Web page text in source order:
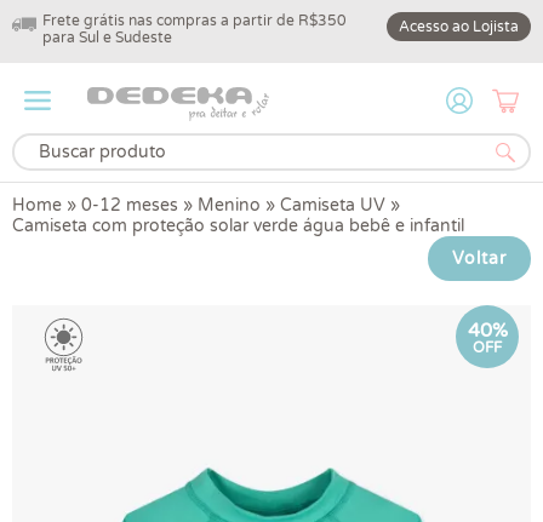
Frete grátis nas compras a partir de R$350
para Sul e Sudeste
10% off na
DEDEKA10
Acesso ao Lojista
Home » 0-12 meses » Menino » Camiseta UV »
Camiseta com proteção solar verde água bebê e infantil
Voltar
40%
OFF